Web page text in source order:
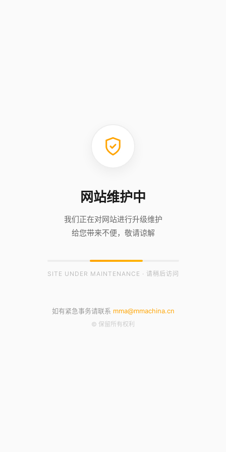
网站维护中
我们正在对网站进行升级维护
给您带来不便，敬请谅解
SITE UNDER MAINTENANCE · 请稍后访问
如有紧急事务请联系 mma@mmachina.cn
© 保留所有权利